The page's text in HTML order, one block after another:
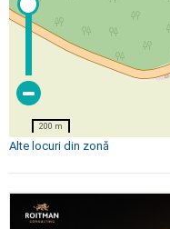
200 m
Alte locuri din zonă